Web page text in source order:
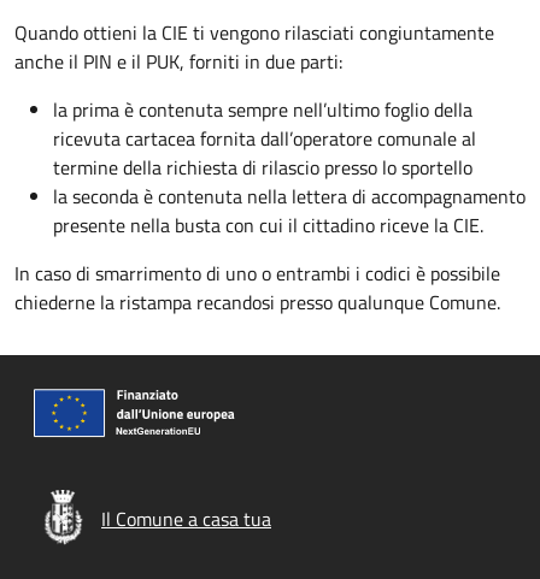
Quando ottieni la CIE ti vengono rilasciati congiuntamente
anche il PIN e il PUK, forniti in due parti:
la prima è contenuta sempre nell’ultimo foglio della
ricevuta cartacea fornita dall’operatore comunale al
termine della richiesta di rilascio presso lo sportello
la seconda è contenuta nella lettera di accompagnamento
presente nella busta con cui il cittadino riceve la CIE.
In caso di smarrimento di uno o entrambi i codici è possibile
chiederne la ristampa recandosi presso qualunque Comune.
Il Comune a casa tua